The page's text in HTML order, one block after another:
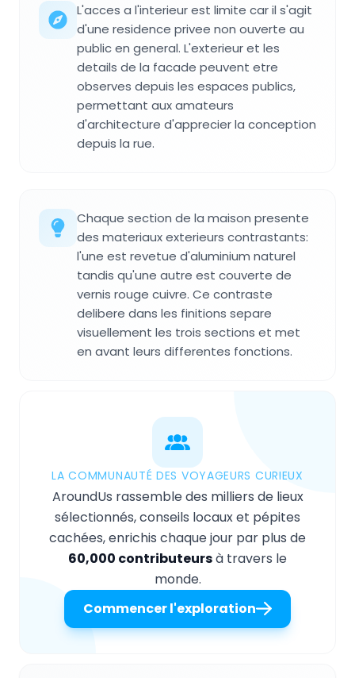
L'acces a l'interieur est limite car il s'agit
d'une residence privee non ouverte au
public en general. L'exterieur et les
details de la facade peuvent etre
observes depuis les espaces publics,
permettant aux amateurs
d'architecture d'apprecier la conception
depuis la rue.
Chaque section de la maison presente
des materiaux exterieurs contrastants:
l'une est revetue d'aluminium naturel
tandis qu'une autre est couverte de
vernis rouge cuivre. Ce contraste
delibere dans les finitions separe
visuellement les trois sections et met
en avant leurs differentes fonctions.
LA COMMUNAUTÉ DES VOYAGEURS CURIEUX
AroundUs rassemble des milliers de lieux
sélectionnés, conseils locaux et pépites
cachées, enrichis chaque jour par plus de
60,000 contributeursà travers le
monde.
Commencer l'exploration